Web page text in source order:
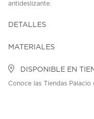
antideslizante.
DETALLES
MATERIALES
DISPONIBLE EN
Conoce las Tiendas